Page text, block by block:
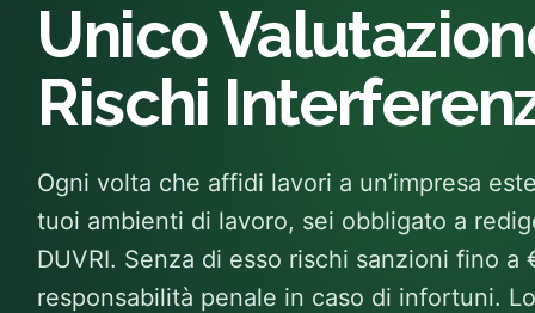
Unico
Rischi
Ogni volta che affidi lavori a un’impresa
tuoi ambienti di lavoro, sei obbligato a
DUVRI. Senza di esso rischi sanzioni fino a
responsabilità penale in caso di infortuni.